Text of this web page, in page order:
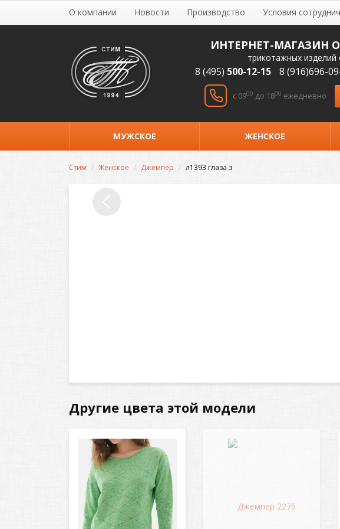
О компании Новости Производство Условия
ИНТЕРНЕТ-МАГАЗИН
трикотажных изделий
8 (495) 500-12-15 8 (916)696-
c 0900 до 1800 ежедневно
МУЖСКОЕ ЖЕНСКОЕ
Стим Женское Джемпер л1393 глаза з
Другие цвета этой модели